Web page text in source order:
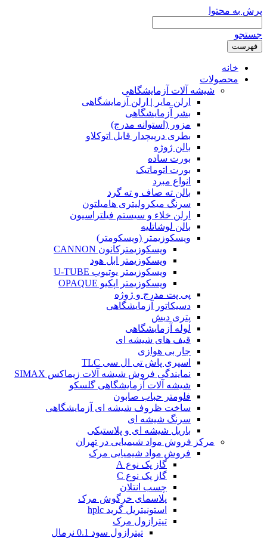
پرش به محتوا
جستجو
فهرست
خانه
محصولات
شیشه آلات آزمایشگاهی
ارلن مایر | ارلن آزمایشگاهی
بشر آزمایشگاهی
مزور (استوانه مدرج)
بطری درپیچدار قابل اتوکلاو
بالن ژوژه
بورت ساده
بورت اتوماتیک
انواع مبرد
بالن ته صاف و ته گرد
سرنگ میکرولیتری هامیلتون
ارلن خلاء و سیستم فیلتراسیون
بالن لوشاتلیه
ویسکوزیمتر (ویسکومتر)
ویسکوزیمترکانون CANNON
ویسکوزیمتر ابل هود
ویسکوزیمتر یوتیوب U-TUBE
ویسکوزیمتر اپکیو OPAQUE
پی پت مدرج و ژوژه
دسیکاتور آزمایشگاهی
پتری دیش
لوله آزمایشگاهی
قیف های شیشه ای
جار بی هوازی
اسپری پاش تی ال سی TLC
نمایندگی فروش شیشه آلات زیماکس SIMAX
شیشه آلات آزمایشگاهی گلسکو
فلومتر حباب صابون
ساخت ظروف شیشه ای آزمایشگاهی
سرنگ شیشه ای
باریل شیشه ای و پلاستیکی
مرکز فروش مواد شیمیایی در تهران
فروش مواد شیمیایی مرک
گاز پک نوع A
گاز پک نوع C
چسب انتلان
پلاسمای خرگوش مرک
استونیتریل گرید hplc
تیترازول مرک
تیترازول سود 0.1 نرمال